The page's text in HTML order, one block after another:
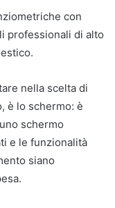
con
professionali di alto
nella scelta di
è lo schermo: è
schermo
e le funzionalità
siano